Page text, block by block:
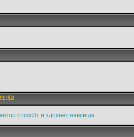
отсос3т и здохнет навсегда